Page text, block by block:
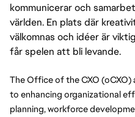
kommunicerar och
världen. En plats där
välkomnas och idéer är
får spelen att bli levande.
The Office of the CXO
to enhancing organizational
planning, workforce